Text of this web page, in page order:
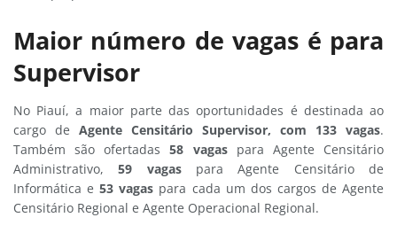
Maior número de vagas é para
Supervisor
No Piauí, a maior parte das oportunidades é destinada ao
cargo de Agente Censitário Supervisor, com 133 vagas.
Também são ofertadas58 vagaspara Agente Censitário
Administrativo,59 vagas para Agente Censitário de
Informática e53vagas para cada um dos cargos de Agente
Censitário Regional e Agente Operacional Regional.